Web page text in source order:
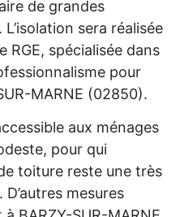
de grandes
sera réalisée
RGE, spécialisée dans
pour
MARNE (02850).
aux ménages
pour qui
toiture reste une très
mesures